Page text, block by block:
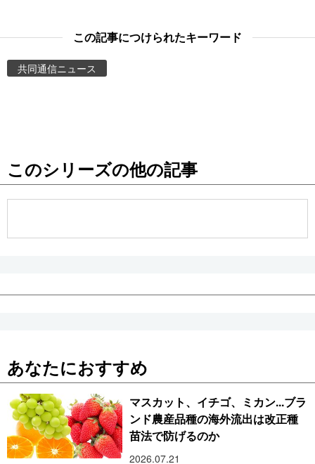
スポーツ・東京2020
Images
この記事につけられたキーワード
共同通信ニュース
このシリーズの他の記事
あなたにおすすめ
マスカット、イチゴ、ミカン...ブラ
ンド農産品種の海外流出は改正種
苗法で防げるのか
2026.07.21